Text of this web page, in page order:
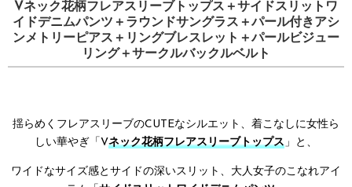
Vネック花柄フレアスリーブトップス＋サイドスリットワ
イドデニムパンツ＋ラウンドサングラス＋パール付きアシ
ンメトリーピアス＋リングブレスレット＋パールビジュー
リング＋サークルバックルベルト
揺らめくフレアスリーブのCUTEなシルエット、着こなしに女性ら
しい華やぎ「Vネック花柄フレアスリーブトップス」と、
ワイドなサイズ感とサイドの深いスリット、大人女子のこなれアイ